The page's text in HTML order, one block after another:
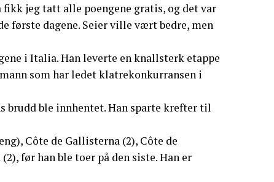
fikk jeg tatt alle poengene gratis, og det var
første dagene. Seier ville vært bedre, men
i Italia. Han leverte en knallsterk etappe
som har ledet klatrekonkurransen i
brudd ble innhentet. Han sparte krefter til
Côte de Gallisterna (2), Côte de
før han ble toer på den siste. Han er